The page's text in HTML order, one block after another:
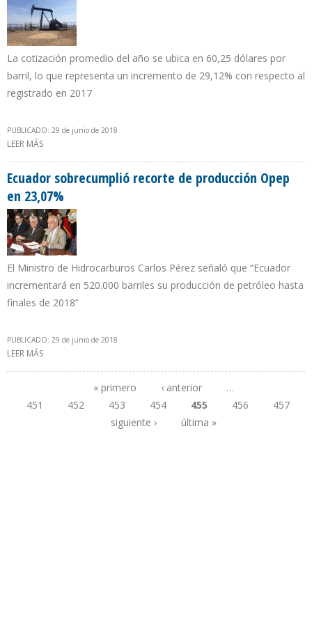
La cotización promedio del año se ubica en 60,25 dólares por
barril, lo que representa un incremento de 29,12% con respecto al
registrado en 2017
PUBLICADO: 29 de junio de 2018
LEER MÁS
Ecuador sobrecumplió recorte de producción Opep
en 23,07%
El Ministro de Hidrocarburos Carlos Pérez señaló que “Ecuador
incrementará en 520.000 barriles su producción de petróleo hasta
finales de 2018”
PUBLICADO: 29 de junio de 2018
LEER MÁS
Páginas
« primero ‹ anterior
…
451
452 453 454 455 456
457
siguiente ›
última »